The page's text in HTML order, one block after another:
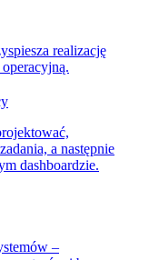
realizację
a następnie
dashboardzie.
–